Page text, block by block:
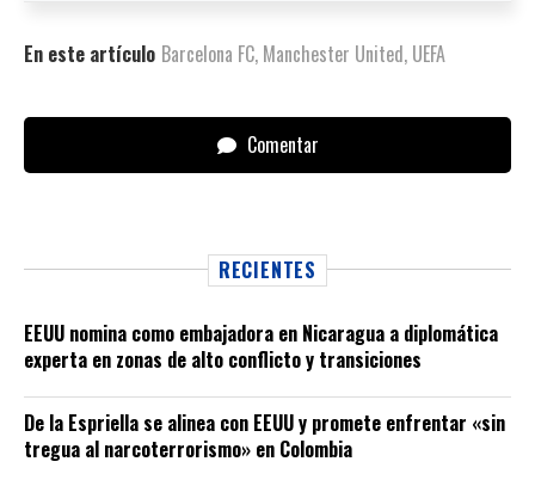
En este artículo Barcelona FC, Manchester United, UEFA
Comentar
RECIENTES
EEUU nomina como embajadora en Nicaragua a diplomática
experta en zonas de alto conflicto y transiciones
De la Espriella se alinea con EEUU y promete enfrentar «sin
tregua al narcoterrorismo» en Colombia